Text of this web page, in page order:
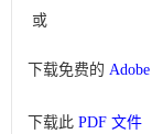
或
下载免费的
下载此PDF 文件